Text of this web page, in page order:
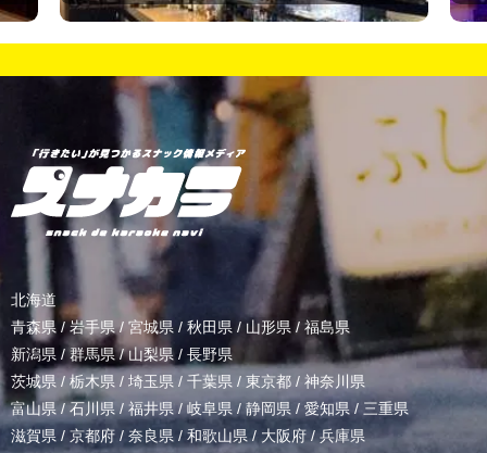
北海道
青森県 / 岩手県/ 宮城県 / 秋田県 / 山形県/ 福島県
新潟県 /群馬県/山梨県 / 長野県
茨城県 / 栃木県 / 埼玉県 / 千葉県 / 東京都 / 神奈川県
富山県 /石川県/福井県/岐阜県 / 静岡県 / 愛知県 / 三重県
滋賀県 / 京都府 / 奈良県 / 和歌山県/ 大阪府 /兵庫県